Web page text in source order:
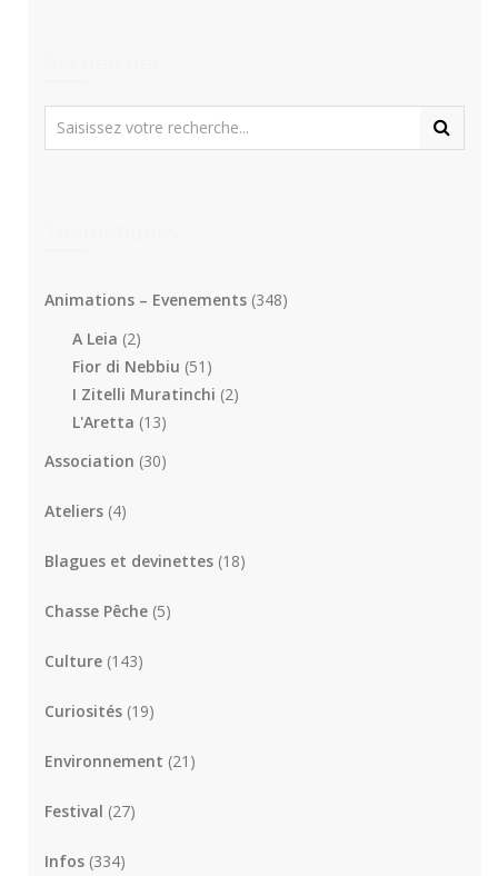
Animations – Evenements (348)
A Leia (2)
Fior di Nebbiu (51)
I Zitelli Muratinchi (2)
L'Aretta (13)
Association (30)
Ateliers (4)
Blagues et devinettes (18)
Chasse Pêche (5)
Culture (143)
Curiosités (19)
Environnement (21)
Festival (27)
Infos (334)